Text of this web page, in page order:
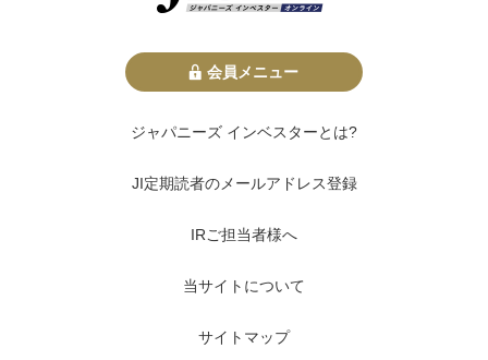
会員メニュー
ジャパニーズ インベスターとは?
JI定期読者のメールアドレス登録
IRご担当者様へ
当サイトについて
サイトマップ